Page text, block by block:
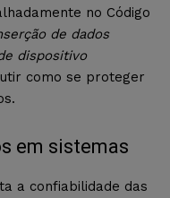
no Código
de dados
dispositivo
como se proteger
em sistemas
a confiabilidade das